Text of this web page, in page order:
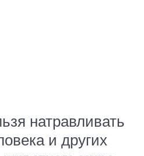
натравливать
и других